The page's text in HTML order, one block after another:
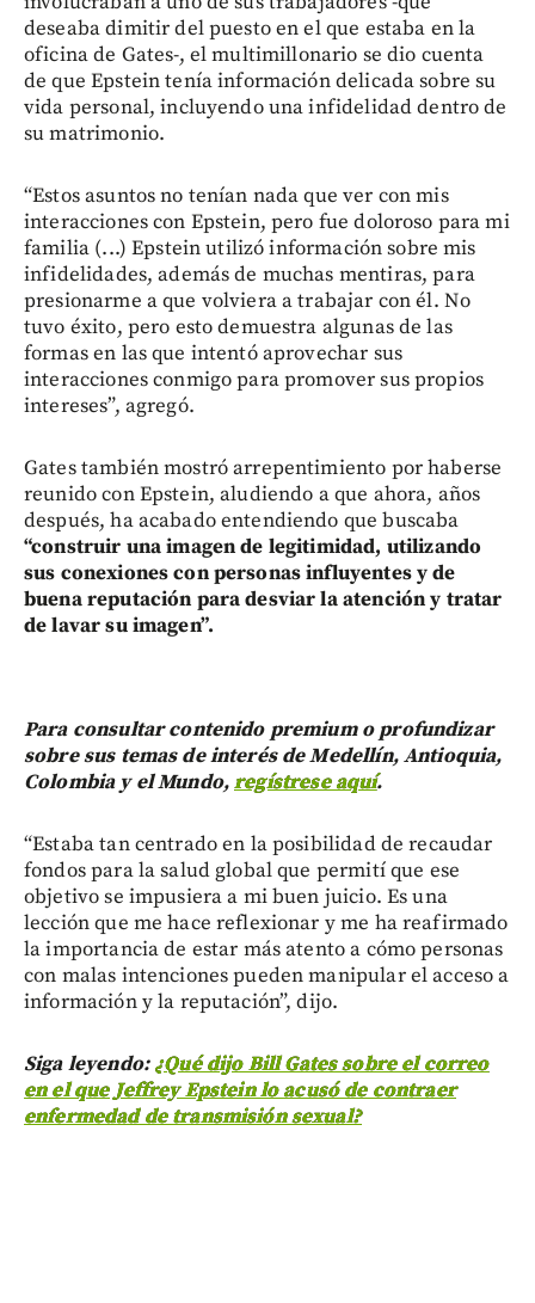
deseaba dimitir del puesto en el que estaba en la
oficina de Gates-, el multimillonario se dio cuenta
de que Epstein tenía información delicada sobre su
vida personal, incluyendo una infidelidad dentro de
su matrimonio.
“Estos asuntos no tenían nada que ver con mis
interacciones con Epstein, pero fue doloroso para mi
familia (...) Epstein utilizó información sobre mis
infidelidades, además de muchas mentiras, para
presionarme a que volviera a trabajar con él. No
tuvo éxito, pero esto demuestra algunas de las
formas en las que intentó aprovechar sus
interacciones conmigo para promover sus propios
intereses”, agregó.
Gates también mostró arrepentimiento por haberse
reunido con Epstein, aludiendo a que ahora, años
después, ha acabado entendiendo que buscaba
“construir una imagen de legitimidad, utilizando
sus conexiones con personas influyentes y de
buena reputación para desviar la atención y tratar
de lavar su imagen”.
Para consultar contenido premium o profundizar
sobre sus temas de interés de Medellín, Antioquia,
Colombia y el Mundo,regístrese aquí.
“Estaba tan centrado en la posibilidad de recaudar
fondos para la salud global que permití que ese
objetivo se impusiera a mi buen juicio. Es una
lección que me hace reflexionar y me ha reafirmado
la importancia de estar más atento a cómo personas
con malas intenciones pueden manipular el acceso a
información y la reputación”, dijo.
Siga leyendo:¿Qué dijo Bill Gates sobre el correo
en el que Jeffrey Epstein lo acusó de contraer
enfermedad de transmisión sexual?